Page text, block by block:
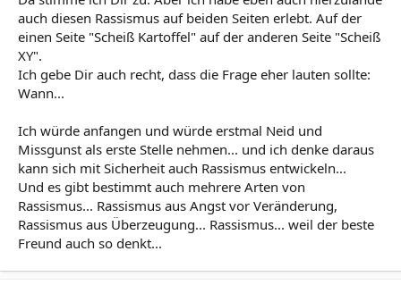
Wann beginnt Rassismus ist wohl die eigentliche Frage
die bei unserem Gespräch zur Debatte steht.
auch diesen Rassismus auf beiden Seiten erlebt. Auf der
einen Seite "Scheiß Kartoffel" auf der anderen Seite "Scheiß
XY".
Ich gebe Dir auch recht, dass die Frage eher lauten sollte:
Wann...
Ich würde anfangen und würde erstmal Neid und
Missgunst als erste Stelle nehmen... und ich denke daraus
kann sich mit Sicherheit auch Rassismus entwickeln...
Und es gibt bestimmt auch mehrere Arten von
Rassismus... Rassismus aus Angst vor Veränderung,
Rassismus aus Überzeugung... Rassismus... weil der beste
Freund auch so denkt...